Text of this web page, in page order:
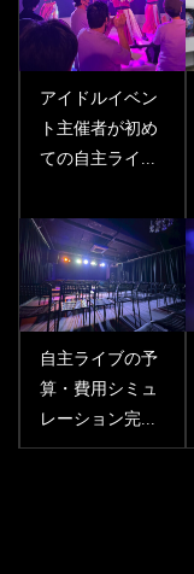
アイドルイベン
ト主催者が初め
ての自主ライ...
自主ライブの予
算・費用シミュ
レーション完...